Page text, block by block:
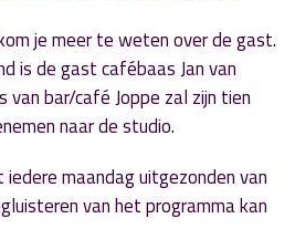
je meer te weten over de gast.
is de gast cafébaas Jan van
van bar/café Joppe zal zijn tien
naar de studio.
iedere maandag uitgezonden van
van het programma kan